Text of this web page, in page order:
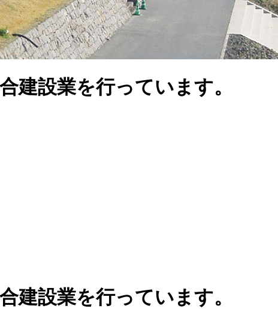
建設業を行っています。
建設業を行っています。